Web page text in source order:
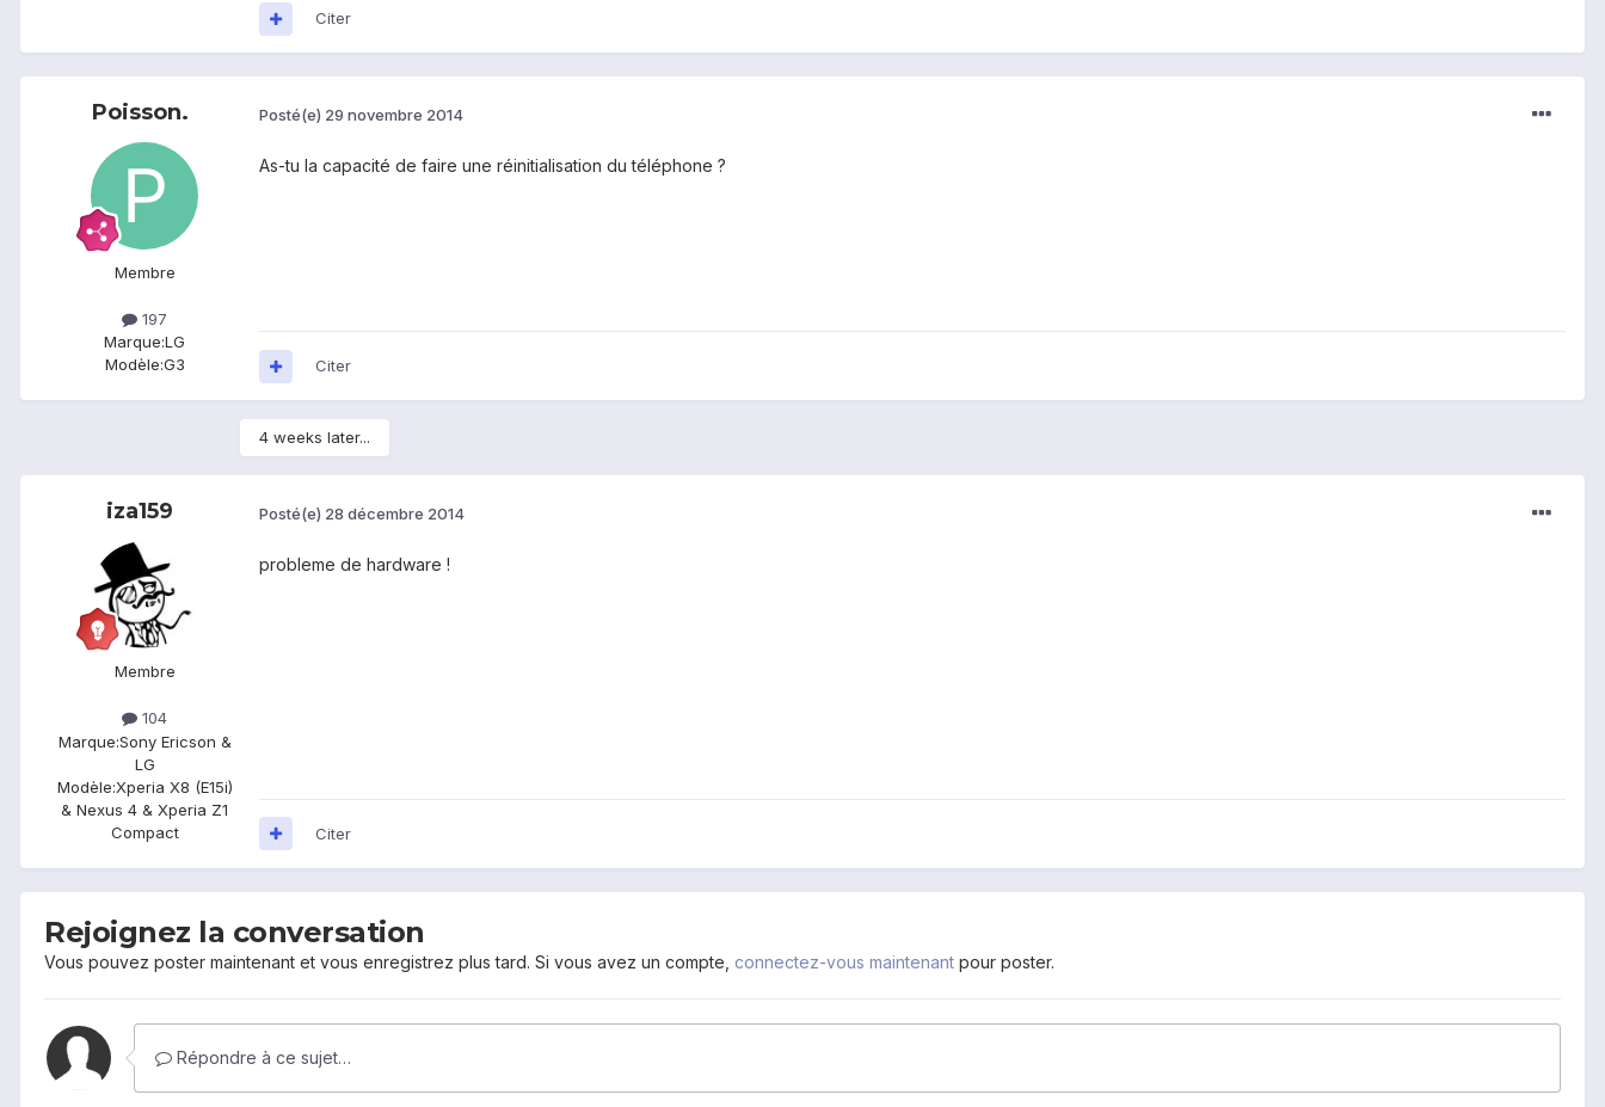
Citer
Poisson.
Membre
197
Marque:LG
Modèle:G3
Posté(e) 29 novembre 2014
As-tu la capacité de faire une réinitialisation du téléphone ?
Citer
4 weeks later...
iza159
Membre
104
Marque:Sony Ericson &
LG
Modèle:Xperia X8 (E15i)
& Nexus 4 & Xperia Z1
Compact
Posté(e) 28 décembre 2014
probleme de hardware !
Citer
Rejoignez la conversation
Vous pouvez poster maintenant et vous enregistrez plus tard. Si vous avez un compte, connectez-vous maintenant pour poster.
Répondre à ce sujet…